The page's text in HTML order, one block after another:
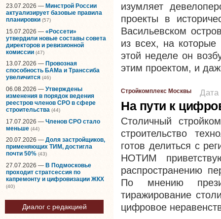
23.07.2026 — Минстрой России
актуализирует базовые правила
планировки (57)
15.07.2026 — «Россети»
утвердили новые составы совета
директоров и ревизионной
комиссии (47)
13.07.2026 — Провозная
способность БАМа и Транссиба
увеличится (46)
06.08.2026 — Утверждены
изменения в порядок ведения
реестров членов СРО в сфере
строительства (44)
17.07.2026 — Членов СРО стало
меньше (44)
20.07.2026 — Доля застройщиков,
применяющих ТИМ, достигла
почти 50% (43)
27.07.2026 — В Подмосковье
проходит стратсессия по
капремонту и цифровизации ЖКХ
(40)
Диалог с редакцией
изумляет
проекты в
Васильевском
из всех, на
этой неделе он
этим проектом, и
Стройкомплекс Москвы Дата
На пути к
Столичный
строительство
готов делиться с
НОТИМ
распространению
По мнению
тиражирование
цифровое